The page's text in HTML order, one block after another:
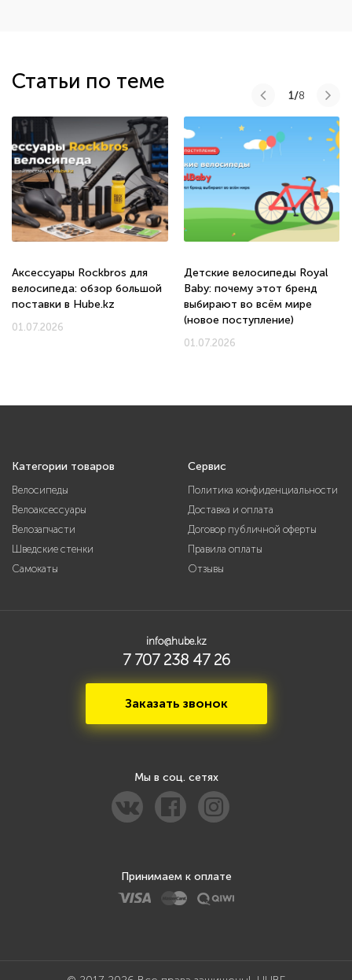
Статьи по теме
Аксессуары Rockbros для
велосипеда: обзор большой
поставки в Hube.kz
01.07.2026
Детские велосипеды Royal
Baby: почему этот бренд
выбирают во всём мире
(новое поступление)
01.07.2026
1/8
Категории товаров
Велосипеды
Велоаксессуары
Велозапчасти
Шведские стенки
Самокаты
Сервис
Политика конфиденциальности
Доставка и оплата
Договор публичной оферты
Правила оплаты
Отзывы
info@hube.kz
7 707 238 47 26
Заказать звонок
Мы в соц. сетях
Принимаем к оплате